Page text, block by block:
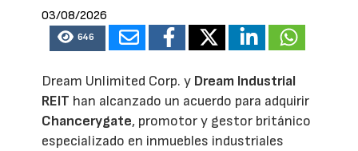
03/08/2026
646
Dream Unlimited Corp. y Dream Industrial
REIT han alcanzado un acuerdo para adquirir
Chancerygate, promotor y gestor británico
especializado en inmuebles industriales